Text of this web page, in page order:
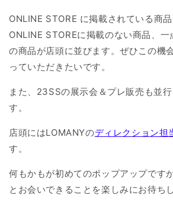
ONLINE STORE に掲載されている商
ONLINE STOREに掲載のない商品、
の商品が店頭に並びます。ぜひこの機
っていただきたいです。
また、23SSの展示会＆プレ販売も並
す。
店頭にはLOMANYのディレクション担
す。
何もかもが初めてのポップアップです
とお会いできることを楽しみにお待ち